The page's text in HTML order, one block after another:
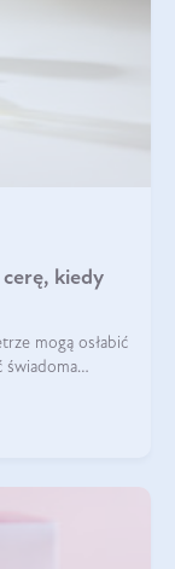
cerę, kiedy
mogą osłabić
świadoma